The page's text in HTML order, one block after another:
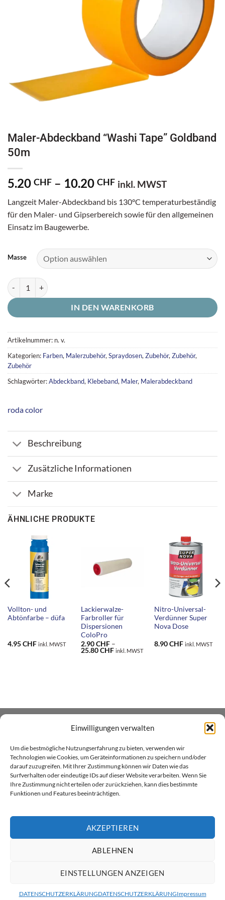
Einwilligungen verwalten
Um die bestmögliche Nutzungserfahrung zu bieten, verwenden wir
Technologien wie Cookies, um Geräteinformationen zu speichern und/oder
darauf zuzugreifen. Mit Ihrer Zustimmung können wir Daten wie das
Surfverhalten oder eindeutige IDs auf dieser Website verarbeiten. Wenn Sie
Ihre Zustimmung nicht erteilen oder zurückziehen, kann dies bestimmte
Funktionen und Features beeinträchtigen.
AKZEPTIEREN
ABLEHNEN
EINSTELLUNGEN ANZEIGEN
DATENSCHUTZERKLÄRUNGDATENSCHUTZERKLÄRUNGImpressum
Maler-Abdeckband “Washi Tape” Goldband
50m
5.20 CHF – 10.20 CHFPreisspanne:
bis
10.20 CHF
inkl. MWST
Langzeit Maler-Abdeckband bis 130°C temperaturbeständig
für den Maler- und Gipserbereich sowie für den allgemeinen
Einsatz im Baugewerbe.
Masse
Maler-Abdeckband "Washi Tape" Goldband 50m Menge
IN DEN WARENKORB
Artikelnummer: n. v.
Kategorien: Farben, Malerzubehör, Spraydosen, Zubehör, Zubehör,
Zubehör
Schlagwörter:Abdeckband, Klebeband, Maler, Malerabdeckband
roda color
Beschreibung
Zusätzliche Informationen
Marke
ÄHNLICHE PRODUKTE
Vollton- und
Abtönfarbe – düfa
4.95CHF inkl. MWST
Lackierwalze-
Farbroller für
Dispersionen
ColoPro
2.90CHF –
25.80CHFPreisspanne:
inkl. MWST
Nitro-Universal-
Verdünner Super
Nova Dose
8.90CHF inkl. MWST
Xenial GmbH betreibt den Heim- und Handwerker -
Onlineshop xenial.ch für Holzpflegeprodukte, Farben und
Sprayfarben. Wir sind in Küssnacht am Rigi zu Hause.
Visa MasterCard
ÜBER XENIAL GMBH VERSAND & LIEFERUNG
RÜCKGABERICHTLINIEN KONTAKT
Copyright 2026 ©ratsam